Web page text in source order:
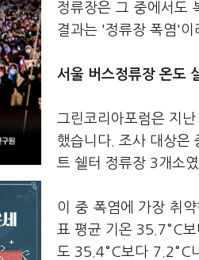
정류장은 그 중에서도
결과는 '정류장 폭염'이
서울 버스정류장 온도
그린코리아포럼은 지
했습니다. 조사 대상은
트 쉘터 정류장 3개소
이 중 폭염에 가장 취
표 평균 기온 35.7°C
도 35.4°C보다 7.2°C